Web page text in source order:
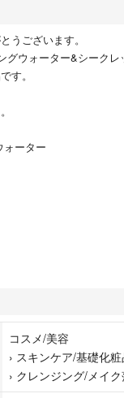
うございます。
ウォーター&シークレ
す。
。
ォーター
。
コスメ/美容
› スキンケア/基礎化粧
› クレンジング/メイク